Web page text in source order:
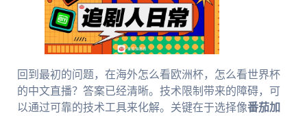
回到最初的问题，在海外怎么看欧洲杯，怎么看世界杯
的中文直播？答案已经清晰。技术限制带来的障碍，可
以通过可靠的技术工具来化解。关键在于选择像番茄加